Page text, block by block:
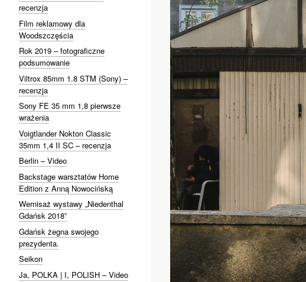
recenzja
Film reklamowy dla
Woodszczęścia
Rok 2019 – fotograficzne
podsumowanie
Viltrox 85mm 1.8 STM (Sony) –
recenzja
Sony FE 35 mm 1,8 pierwsze
wrażenia
Voigtlander Nokton Classic
35mm 1,4 II SC – recenzja
Berlin – Video
Backstage warsztatów Home
Edition z Anną Nowocińską
Wernisaż wystawy „Niedenthal
Gdańsk 2018”
Gdańsk żegna swojego
prezydenta.
Seikon
Ja, POLKA | I, POLISH – Video